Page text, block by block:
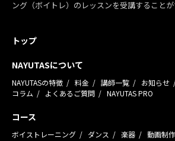
ング（ボイトレ）のレッスンを受講することが
トップ
NAYUTASについて
NAYUTASの特徴 料金 講師一覧 お知らせ
コラム
よくあるご質問 NAYUTAS PRO
コース
ボイストレーニング ダンス 楽器 動画制作